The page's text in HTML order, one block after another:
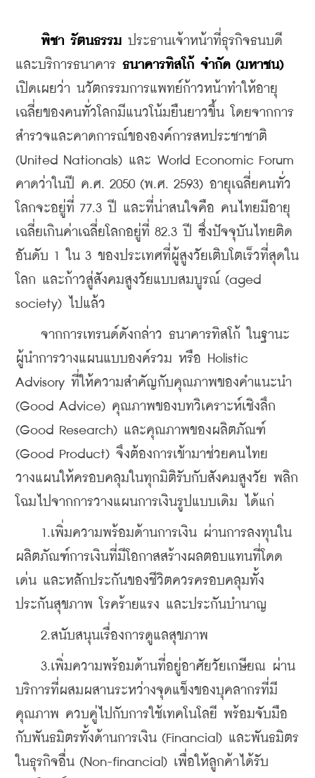
พิชา รัตนธรรม ประธานเจ้าหน้าที่ธุรกิจธนบดี
และบริการธนาคาร ธนาคารทิสโก้ จำกัด (มหาชน)
เปิดเผยว่า นวัตกรรมการแพทย์ก้าวหน้าทำให้อายุ
เฉลี่ยของคนทั่วโลกมีแนวโน้มยืนยาวขึ้น โดยจากการ
สำรวจและคาดการณ์ขององค์การสหประชาชาติ
(United Nationals) และ World Economic Forum
คาดว่าในปี ค.ศ. 2050 (พ.ศ. 2593) อายุเฉลี่ยคนทั่ว
โลกจะอยู่ที่ 77.3 ปี และที่น่าสนใจคือ คนไทยมีอายุ
เฉลี่ยเกินค่าเฉลี่ยโลกอยู่ที่ 82.3 ปี ซึ่งปัจจุบันไทยติด
อันดับ 1 ใน 3 ของประเทศที่ผู้สูงวัยเติบโตเร็วที่สุดใน
โลก และก้าวสู่สังคมสูงวัยแบบสมบูรณ์ (aged
society) ไปแล้ว
จากการเทรนด์ดังกล่าว ธนาคารทิสโก้ ในฐานะ
ผู้นำการวางแผนแบบองค์รวม หรือ Holistic
Advisory ที่ให้ความสำคัญกับคุณภาพของคำแนะนำ
(Good Advice) คุณภาพของบทวิเคราะห์เชิงลึก
(Good Research) และคุณภาพของผลิตภัณฑ์
(Good Product) จึงต้องการเข้ามาช่วยคนไทย
วางแผนให้ครอบคลุมในทุกมิติรับกับสังคมสูงวัย พลิก
โฉมไปจากการวางแผนการเงินรูปแบบเดิม ได้แก่
1.เพิ่มความพร้อมด้านการเงิน ผ่านการลงทุนใน
ผลิตภัณฑ์การเงินที่มีโอกาสสร้างผลตอบแทนที่โดด
เด่น และหลักประกันของชีวิตควรครอบคลุมทั้ง
ประกันสุขภาพ โรคร้ายแรง และประกันบำนาญ
2.สนับสนุนเรื่องการดูแลสุขภาพ
3.เพิ่มความพร้อมด้านที่อยู่อาศัยวัยเกษียณ ผ่าน
บริการที่ผสมผสานระหว่างจุดแข็งของบุคลากรที่มี
คุณภาพ ควบคู่ไปกับการใช้เทคโนโลยี พร้อมจับมือ
กับพันธมิตรทั้งด้านการเงิน (Financial) และพันธมิตร
ในธุรกิจอื่น (Non-financial) เพื่อให้ลูกค้าได้รับ